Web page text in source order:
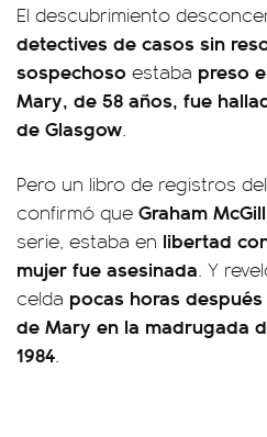
El descubrimiento
detectives de casos sin
sospechoso estaba preso
Mary, de 58 años, fue
de Glasgow.
Pero un libro de registros
confirmó que Graham McGill
serie, estaba en libertad
mujer fue asesinada. Y
celda pocas horas después
de Mary en la madrugada
1984.